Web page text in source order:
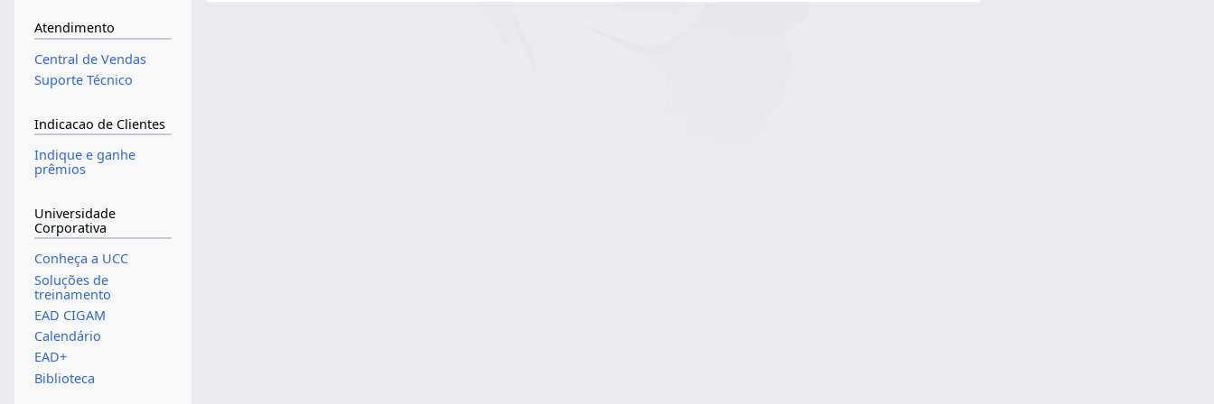
Atendimento
Central de Vendas
Suporte Técnico
Indicacao de Clientes
Indique e ganhe
prêmios
Universidade
Corporativa
Conheça a UCC
Soluções de
treinamento
EAD CIGAM
Calendário
EAD+
Biblioteca